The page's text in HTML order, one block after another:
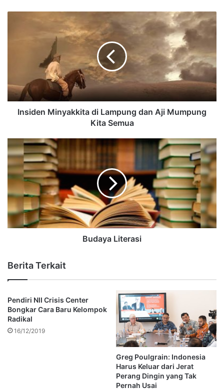
Insiden Minyakkita di Lampung dan Aji Mumpung
Kita Semua
Budaya Literasi
Berita Terkait
Pendiri NII Crisis Center
Bongkar Cara Baru Kelompok
Radikal
16/12/2019
Greg Poulgrain: Indonesia
Harus Keluar dari Jerat
Perang Dingin yang Tak
Pernah Usai